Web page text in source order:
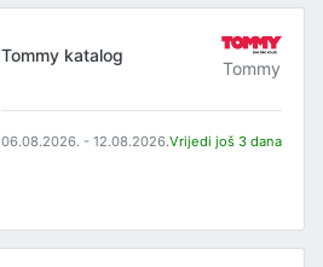
Tommy katalog
Tommy
06.08.2026. - 12.08.2026.Vrijedi još 3 dana